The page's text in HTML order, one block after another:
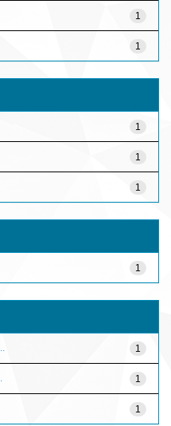
1
1
1
1
1
1
1
1
1